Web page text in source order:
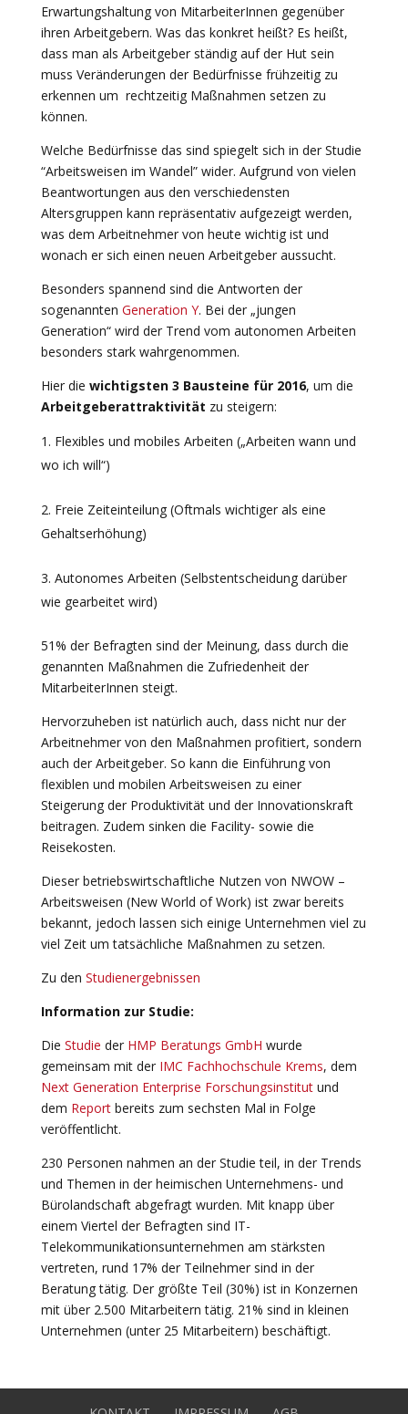
Erwartungshaltung von MitarbeiterInnen gegenüber
ihren Arbeitgebern. Was das konkret heißt? Es heißt,
dass man als Arbeitgeber ständig auf der Hut sein
muss Veränderungen der Bedürfnisse frühzeitig zu
erkennen um rechtzeitig Maßnahmen setzen zu
können.
Welche Bedürfnisse das sind spiegelt sich in der Studie
“Arbeitsweisen im Wandel” wider. Aufgrund von vielen
Beantwortungen aus den verschiedensten
Altersgruppen kann repräsentativ aufgezeigt werden,
was dem Arbeitnehmer von heute wichtig ist und
wonach er sich einen neuen Arbeitgeber aussucht.
Besonders spannend sind die Antworten der
sogenannten Generation Y. Bei der „jungen
Generation“ wird der Trend vom autonomen Arbeiten
besonders stark wahrgenommen.
Hier die wichtigsten 3 Bausteine für 2016, um die
Arbeitgeberattraktivität zu steigern:
Flexibles und mobiles Arbeiten („Arbeiten wann und
wo ich will“)
Freie Zeiteinteilung (Oftmals wichtiger als eine
Gehaltserhöhung)
Autonomes Arbeiten (Selbstentscheidung darüber
wie gearbeitet wird)
51% der Befragten sind der Meinung, dass durch die
genannten Maßnahmen die Zufriedenheit der
MitarbeiterInnen steigt.
Hervorzuheben ist natürlich auch, dass nicht nur der
Arbeitnehmer von den Maßnahmen profitiert, sondern
auch der Arbeitgeber. So kann die Einführung von
flexiblen und mobilen Arbeitsweisen zu einer
Steigerung der Produktivität und der Innovationskraft
beitragen. Zudem sinken die Facility- sowie die
Reisekosten.
Dieser betriebswirtschaftliche Nutzen von NWOW –
Arbeitsweisen (New World of Work) ist zwar bereits
bekannt, jedoch lassen sich einige Unternehmen viel zu
viel Zeit um tatsächliche Maßnahmen zu setzen.
Zu den Studienergebnissen
Information zur Studie:
Die Studie der HMP Beratungs GmbH wurde
gemeinsam mit der IMC Fachhochschule Krems, dem
Next Generation Enterprise Forschungsinstitut und
dem Reportbereits zum sechsten Mal in Folge
veröffentlicht.
230 Personen nahmen an der Studie teil, in der Trends
und Themen in der heimischen Unternehmens- und
Bürolandschaft abgefragt wurden. Mit knapp über
einem Viertel der Befragten sind IT-
Telekommunikationsunternehmen am stärksten
vertreten, rund 17% der Teilnehmer sind in der
Beratung tätig. Der größte Teil (30%) ist in Konzernen
mit über 2.500 Mitarbeitern tätig. 21% sind in kleinen
Unternehmen (unter 25 Mitarbeitern) beschäftigt.